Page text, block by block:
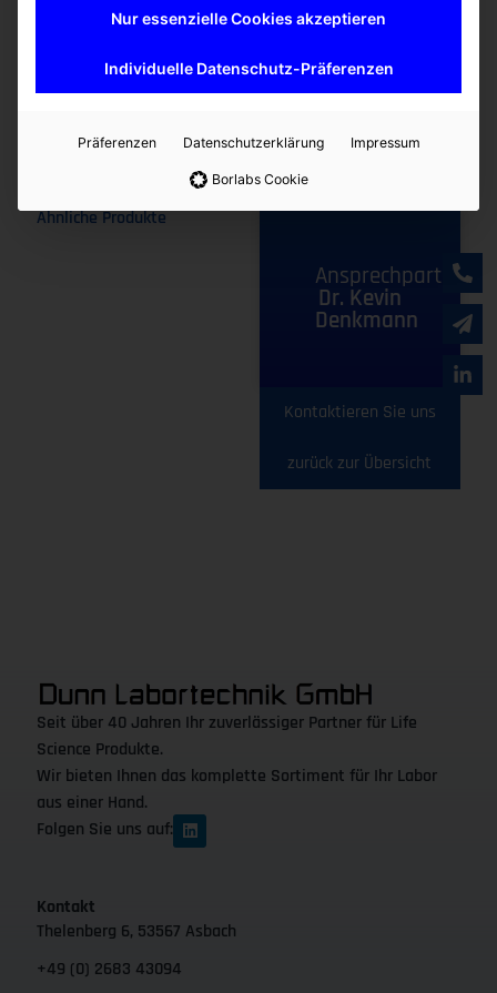
Übersicht Microlute®Produkte von Porvair(PDF)
Ansprechpartner
Dr. Kevin
Denkmann
Kontaktieren Sie uns
zurück zur Übersicht
Ähnliche Produkte
Seit über 40 Jahren Ihr zuverlässiger Partner für Life
Science Produkte.
Wir bieten Ihnen das komplette Sortiment für Ihr Labor
aus einer Hand.
Folgen Sie uns auf:
Kontakt
Thelenberg 6, 53567 Asbach
+49 (0) 2683 43094
Nur essenzielle Cookies akzeptieren
Individuelle Datenschutz-Präferenzen
Präferenzen Datenschutzerklärung Impressum
Borlabs Cookie